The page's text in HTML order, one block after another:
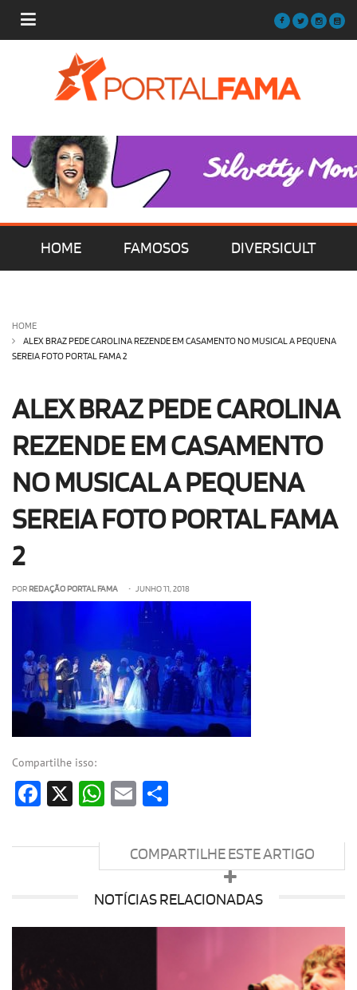
HOME FAMOSOS DIVERSICULT
HOME
ALEX BRAZ PEDE CAROLINA REZENDE EM CASAMENTO NO MUSICAL A PEQUENA
SEREIA FOTO PORTAL FAMA 2
ALEX BRAZ PEDE CAROLINA
REZENDE EM CASAMENTO
NO MUSICAL A PEQUENA
SEREIA FOTO PORTAL FAMA
2
POR REDAÇÃO PORTAL FAMA • JUNHO 11, 2018
Compartilhe isso:
Facebook
X WhatsApp
Email
COMPARTILHE ESTE ARTIGO
NOTÍCIAS RELACIONADAS